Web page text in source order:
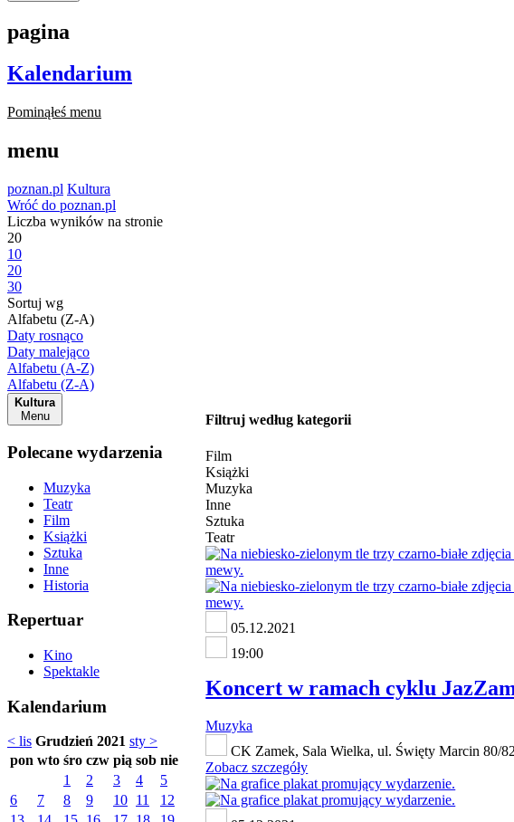
pagina
Kalendarium
Pominąłeś menu
menu
poznan.pl Kultura
Wróć do poznan.pl
Liczba wyników na stronie
20
10
20
30
Sortuj wg
Alfabetu (Z-A)
Daty rosnąco
Daty malejąco
Alfabetu (A-Z)
Alfabetu (Z-A)
Kultura
Menu
Polecane wydarzenia
Muzyka
Teatr
Film
Książki
Sztuka
Inne
Historia
Repertuar
Kino
Spektakle
Kalendarium
< lis Grudzień 2021 sty >
pon wto śro czw pią sob nie
1
2 3 4
5
6
7 8 9 10 11
12
Filtruj według kategorii
Film
Książki
Muzyka
Inne
Sztuka
Teatr
05.12.2021
19:00
Koncert w ramach cyklu
Muzyka
CK Zamek, Sala Wielka, ul. Święty Marcin 80/
Zobacz szczegóły